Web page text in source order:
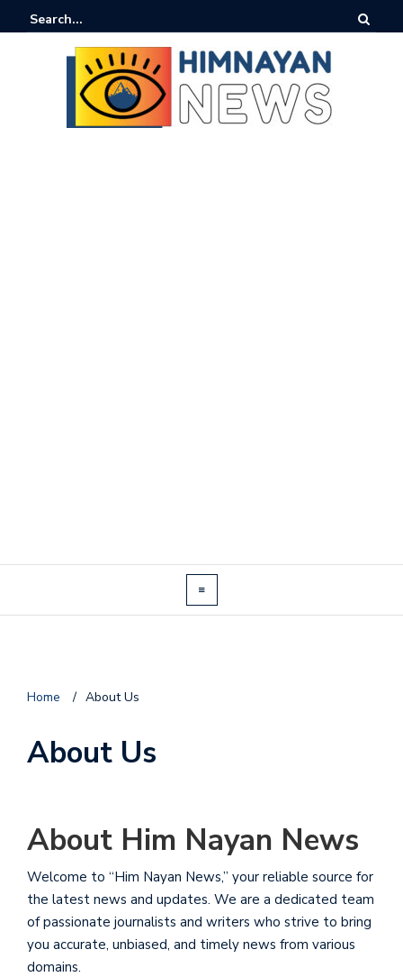
Home / About Us
About Us
About Him Nayan News
Welcome to “Him Nayan News,” your reliable source for
the latest news and updates. We are a dedicated team
of passionate journalists and writers who strive to bring
you accurate, unbiased, and timely news from various
domains.